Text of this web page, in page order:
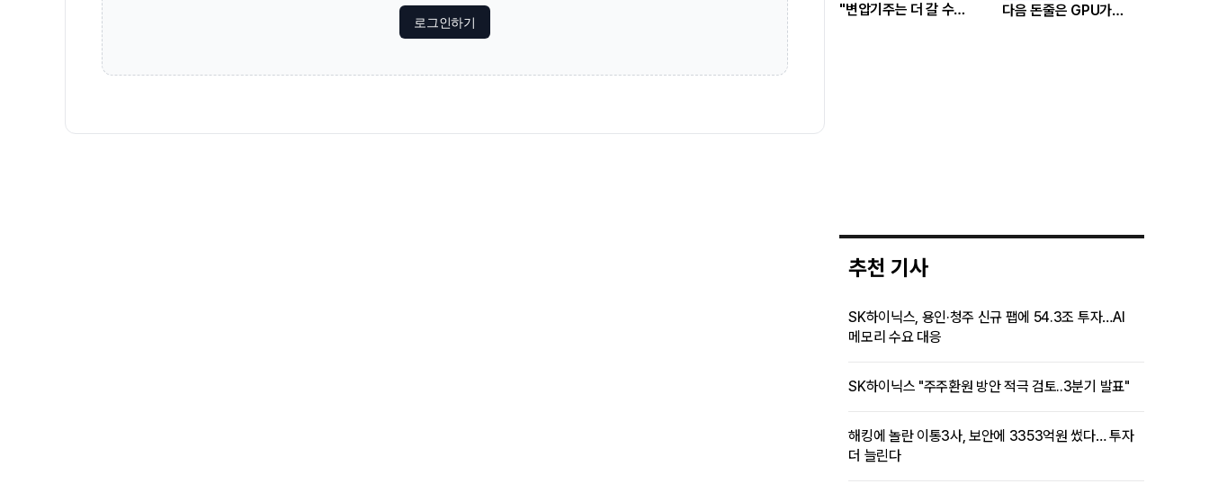
"변압기주는 더 갈 수
다음 돈줄은 GPU가
로그인하기
추천 기사
SK하이닉스, 용인·청주 신규 팹에 54.3조 투자…AI
메모리 수요 대응
SK하이닉스 "주주환원 방안 적극 검토..3분기 발표"
해킹에 놀란 이통3사, 보안에 3353억원 썼다… 투자
더 늘린다